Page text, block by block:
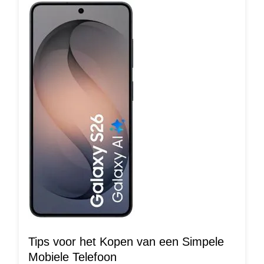
Tips voor het Kopen van een Simpele
Mobiele Telefoon